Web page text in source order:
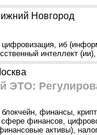
Новгород
цифровизация, иб
интеллект (ии)
ЭТО:
блокчейн, финансы,
сфере финансов,
активы),